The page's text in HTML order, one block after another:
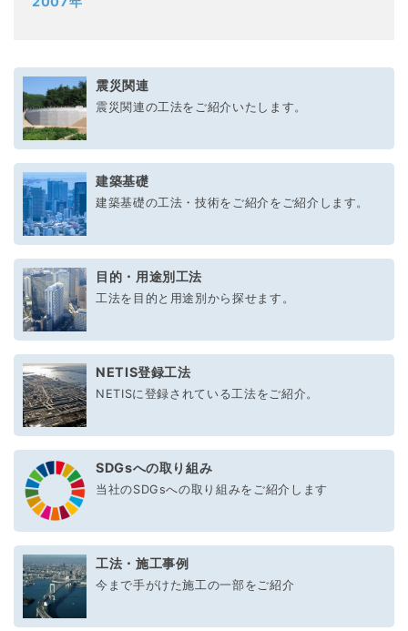
震災関連
震災関連の工法をご紹介いたします。
建築基礎
建築基礎の工法・技術をご紹介をご紹介します。
目的・用途別工法
工法を目的と用途別から探せます。
NETIS登録工法
NETISに登録されている工法をご紹介。
SDGsへの取り組み
当社のSDGsへの取り組みをご紹介します
工法・施工事例
今まで手がけた施工の一部をご紹介